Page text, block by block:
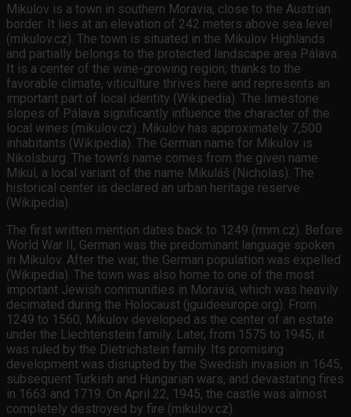
Mikulov is a town in southern Moravia, close to the Austrian
border. It lies at an elevation of 242 meters above sea level
(mikulov.cz). The town is situated in the Mikulov Highlands
and partially belongs to the protected landscape area Pálava.
It is a center of the wine-growing region; thanks to the
favorable climate, viticulture thrives here and represents an
important part of local identity (Wikipedia). The limestone
slopes of Pálava significantly influence the character of the
local wines (mikulov.cz). Mikulov has approximately 7,500
inhabitants (Wikipedia). The German name for Mikulov is
Nikolsburg. The town’s name comes from the given name
Mikul, a local variant of the name Mikuláš (Nicholas). The
historical center is declared an urban heritage reserve
(Wikipedia).
The first written mention dates back to 1249 (rmm.cz). Before
World War II, German was the predominant language spoken
in Mikulov. After the war, the German population was expelled
(Wikipedia). The town was also home to one of the most
important Jewish communities in Moravia, which was heavily
decimated during the Holocaust (jguideeurope.org). From
1249 to 1560, Mikulov developed as the center of an estate
under the Liechtenstein family. Later, from 1575 to 1945, it
was ruled by the Dietrichstein family. Its promising
development was disrupted by the Swedish invasion in 1645,
subsequent Turkish and Hungarian wars, and devastating fires
in 1663 and 1719. On April 22, 1945, the castle was almost
completely destroyed by fire (mikulov.cz).